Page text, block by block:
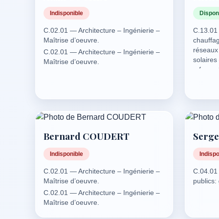
Indisponible
C.02.01 — Architecture – Ingénierie –
Maîtrise d’oeuvre.
C.02.01 — Architecture – Ingénierie –
Maîtrise d’oeuvre.
solaires
–
à
l’air,
urbains
Bernard COUDERT
Indisponible
C.02.01 — Architecture – Ingénierie –
Maîtrise d’oeuvre.
C.02.01 — Architecture – Ingénierie –
Maîtrise d’oeuvre.
publics: